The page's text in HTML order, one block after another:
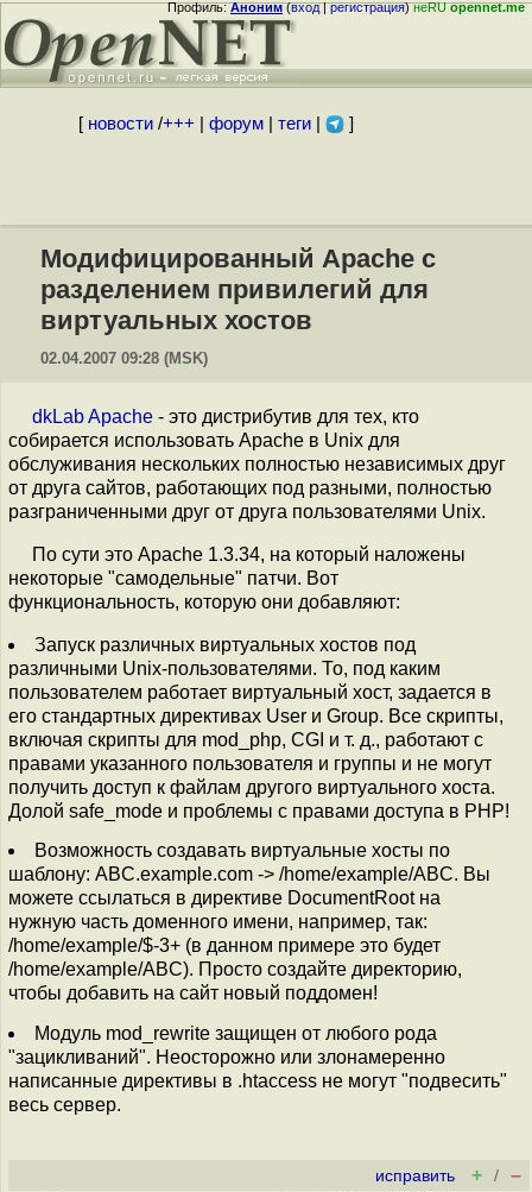
Профиль:Аноним(вход|регистрация)неRUopennet.me
[ новости/+++ форум| теги| ]
Модифицированный Apache с
разделением привилегий для
виртуальных хостов
02.04.2007 09:28 (MSK)
dkLab Apache - это дистрибутив для тех, кто
собирается использовать Apache в Unix для
обслуживания нескольких полностью независимых друг
от друга сайтов, работающих под разными, полностью
разграниченными друг от друга пользователями Unix.
По сути это Apache 1.3.34, на который наложены
некоторые "самодельные" патчи. Вот
функциональность, которую они добавляют:
Запуск различных виртуальных хостов под
различными Unix-пользователями. То, под каким
пользователем работает виртуальный хост, задается в
его стандартных директивах User и Group. Все скрипты,
включая скрипты для mod_php, CGI и т. д., работают с
правами указанного пользователя и группы и не могут
получить доступ к файлам другого виртуального хоста.
Долой safe_mode и проблемы с правами доступа в PHP!
Возможность создавать виртуальные хосты по
шаблону: ABC.example.com -> /home/example/ABC. Вы
можете ссылаться в директиве DocumentRoot на
нужную часть доменного имени, например, так:
/home/example/$-3+ (в данном примере это будет
/home/example/ABC). Просто создайте директорию,
чтобы добавить на сайт новый поддомен!
Модуль mod_rewrite защищен от любого рода
"зацикливаний". Неосторожно или злонамеренно
написанные директивы в .htaccess не могут "подвесить"
весь сервер.
исправить + / –